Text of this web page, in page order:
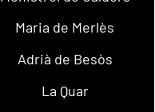
Maria de Merlès
Adrià de Besòs
La Quar